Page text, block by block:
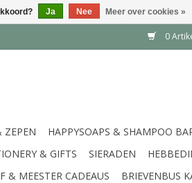
0
ZEPEN HAPPYSOAPS & SHAMPOO
& GIFTS SIERADEN
& MEESTER CADEAUS BRIEVENBUS
Ja Nee Meer over cookies »